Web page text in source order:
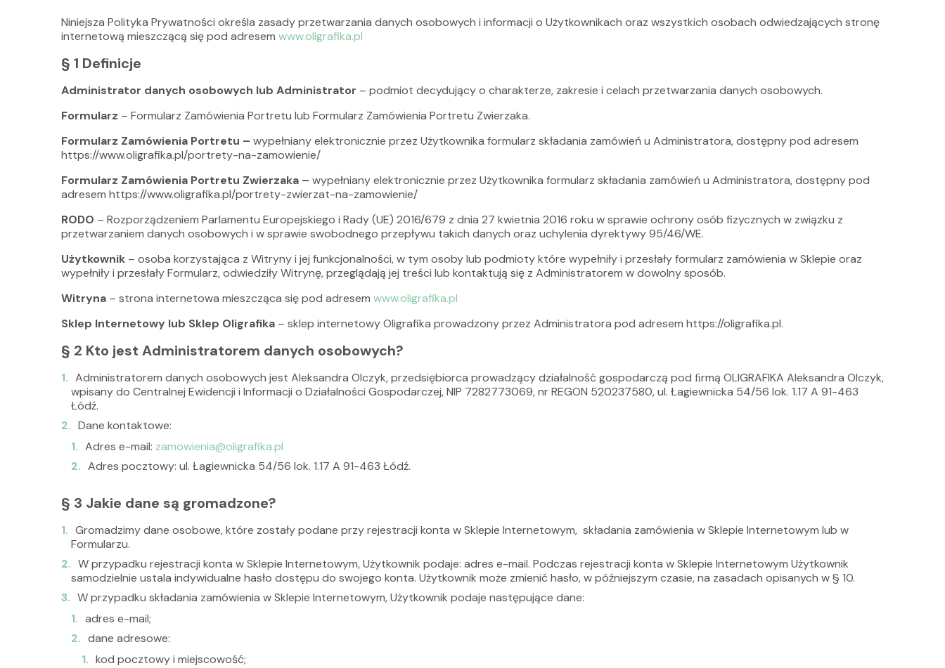
Niniejsza Polityka Prywatności określa zasady przetwarzania danych osobowych i informacji o Użytkownikach oraz wszystkich osobach odwiedzających stronę
internetową mieszczącą się pod adresem www.oligrafika.pl
§ 1 Definicje
Administrator danych osobowych lub Administrator – podmiot decydujący o charakterze, zakresie i celach przetwarzania danych osobowych.
Formularz – Formularz Zamówienia Portretu lub Formularz Zamówienia Portretu Zwierzaka.
Formularz Zamówienia Portretu – wypełniany elektronicznie przez Użytkownika formularz składania zamówień u Administratora, dostępny pod adresem
https://www.oligrafika.pl/portrety-na-zamowienie/
Formularz Zamówienia Portretu Zwierzaka – wypełniany elektronicznie przez Użytkownika formularz składania zamówień u Administratora, dostępny pod
adresem https://www.oligrafika.pl/portrety-zwierzat-na-zamowienie/
RODO – Rozporządzeniem Parlamentu Europejskiego i Rady (UE) 2016/679 z dnia 27 kwietnia 2016 roku w sprawie ochrony osób fizycznych w związku z
przetwarzaniem danych osobowych i w sprawie swobodnego przepływu takich danych oraz uchylenia dyrektywy 95/46/WE.
Użytkownik – osoba korzystająca z Witryny i jej funkcjonalności, w tym osoby lub podmioty które wypełniły i przesłały formularz zamówienia w Sklepie oraz
wypełniły i przesłały Formularz, odwiedziły Witrynę, przeglądają jej treści lub kontaktują się z Administratorem w dowolny sposób.
Witryna – strona internetowa mieszcząca się pod adresem www.oligrafika.pl
Sklep Internetowy lub Sklep Oligrafika – sklep internetowy Oligrafika prowadzony przez Administratora pod adresem https://oligrafika.pl.
§ 2 Kto jest Administratorem danych osobowych?
Administratorem danych osobowych jest Aleksandra Olczyk, przedsiębiorca prowadzący działalność gospodarczą pod ﬁrmą OLIGRAFIKA Aleksandra Olczyk,
wpisany do Centralnej Ewidencji i Informacji o Działalności Gospodarczej, NIP 7282773069, nr REGON 520237580, ul. Łagiewnicka 54/56 lok. 1.17 A 91-463
Łódź.
Dane kontaktowe:
Adres e-mail: zamowienia@oligrafika.pl
Adres pocztowy: ul. Łagiewnicka 54/56 lok. 1.17 A 91-463 Łódź.
§ 3 Jakie dane są gromadzone?
Gromadzimy dane osobowe, które zostały podane przy rejestracji konta w Sklepie Internetowym, składania zamówienia w Sklepie Internetowym lub w
Formularzu.
W przypadku rejestracji konta w Sklepie Internetowym, Użytkownik podaje: adres e-mail. Podczas rejestracji konta w Sklepie Internetowym Użytkownik
samodzielnie ustala indywidualne hasło dostępu do swojego konta. Użytkownik może zmienić hasło, w późniejszym czasie, na zasadach opisanych w § 10.
W przypadku składania zamówienia w Sklepie Internetowym, Użytkownik podaje następujące dane:
adres e-mail;
dane adresowe:
kod pocztowy i miejscowość;